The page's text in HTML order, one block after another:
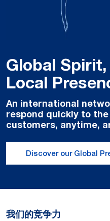
Global Spirit,
Local
An international
respond quickly to
customers, anytime,
Discover our Global
我们的竞争力